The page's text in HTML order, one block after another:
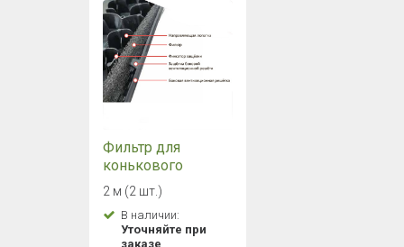
Фильтр для
конькового
аэратора Docke
(Деке)
2 м (2 шт.)
В наличии:
Уточняйте при
заказе